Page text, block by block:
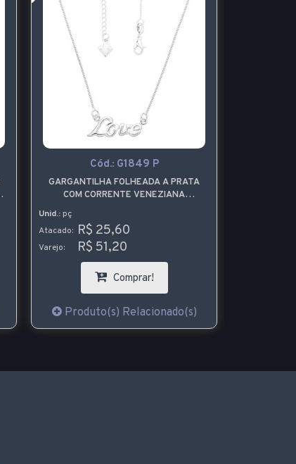
Cód.: G1849 P
GARGANTILHA FOLHEADA A PRATA
COM CORRENTE VENEZIANA
Unid.: pç
Atacado: R$ 25,60
Varejo: R$ 51,20
Comprar!
Produto(s) Relacionado(s)